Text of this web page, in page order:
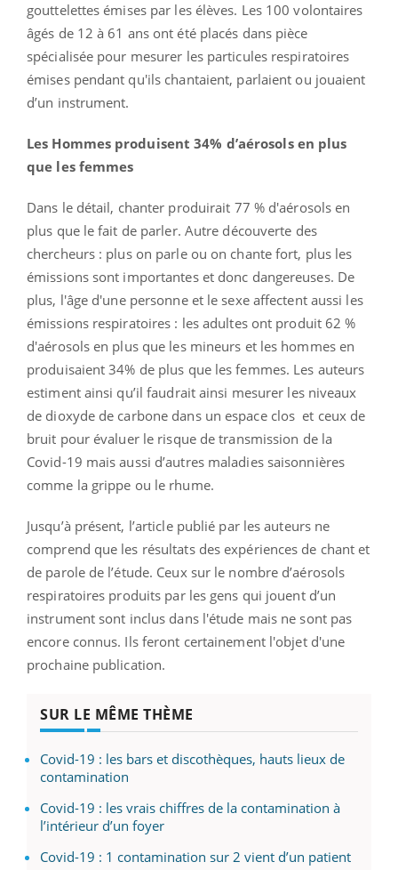
gouttelettes émises par les élèves. Les 100 volontaires
âgés de 12 à 61 ans ont été placés dans pièce
spécialisée pour mesurer les particules respiratoires
émises pendant qu'ils chantaient, parlaient ou jouaient
d’un instrument.
Les Hommes produisent 34% d’aérosols en plus
que les femmes
Dans le détail, chanter produirait 77 % d'aérosols en
plus que le fait de parler. Autre découverte des
chercheurs : plus on parle ou on chante fort, plus les
émissions sont importantes et donc dangereuses. De
plus, l'âge d'une personne et le sexe affectent aussi les
émissions respiratoires : les adultes ont produit 62 %
d'aérosols en plus que les mineurs et les hommes en
produisaient 34% de plus que les femmes. Les auteurs
estiment ainsi qu’il faudrait ainsi mesurer les niveaux
de dioxyde de carbone dans un espace clos et ceux de
bruit pour évaluer le risque de transmission de la
Covid-19 mais aussi d’autres maladies saisonnières
comme la grippe ou le rhume.
Jusqu’à présent, l’article publié par les auteurs ne
comprend que les résultats des expériences de chant et
de parole de l’étude. Ceux sur le nombre d’aérosols
respiratoires produits par les gens qui jouent d’un
instrument sont inclus dans l'étude mais ne sont pas
encore connus. Ils feront certainement l'objet d'une
prochaine publication.
SUR LE MÊME THÈME
Covid-19 : les bars et discothèques, hauts lieux de
contamination
Covid-19 : les vrais chiffres de la contamination à
l’intérieur d’un foyer
Covid-19 : 1 contamination sur 2 vient d’un patient